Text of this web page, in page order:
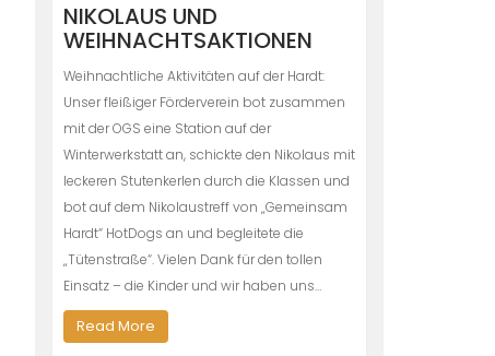
NIKOLAUS UND
WEIHNACHTSAKTIONEN
Weihnachtliche Aktivitäten auf der Hardt:
Unser fleißiger Förderverein bot zusammen
mit der OGS eine Station auf der
Winterwerkstatt an, schickte den Nikolaus mit
leckeren Stutenkerlen durch die Klassen und
bot auf dem Nikolaustreff von „Gemeinsam
Hardt“ HotDogs an und begleitete die
„Tütenstraße“. Vielen Dank für den tollen
Einsatz – die Kinder und wir haben uns…
Read More